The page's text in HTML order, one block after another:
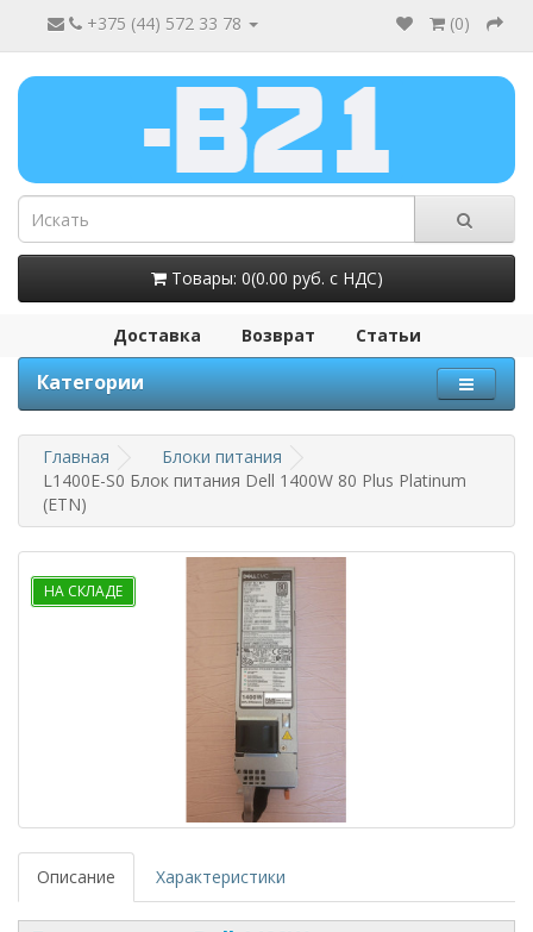
+375 (44) 572 33 78 (0)
Товары: 0(0.00 руб. с НДС)
Доставка Возврат Статьи
Категории
Главная
Блоки питания
L1400E-S0 Блок питания Dell 1400W 80 Plus Platinum
(ETN)
НА СКЛАДЕ
Описание Характеристики